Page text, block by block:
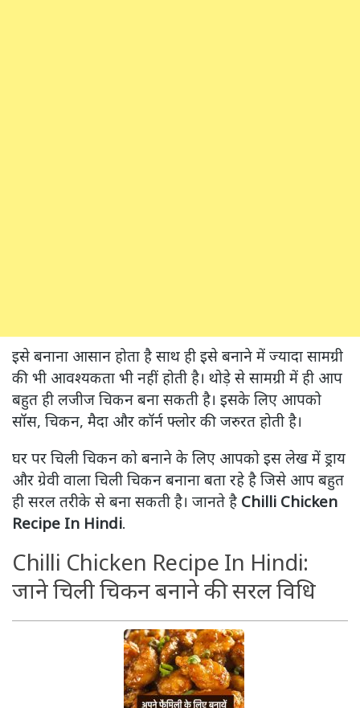
इसे बनाना आसान होता है साथ ही इसे बनाने में ज्यादा सामग्री
की भी आवश्यकता भी नहीं होती है। थोड़े से सामग्री में ही आप
बहुत ही लजीज चिकन बना सकती है। इसके लिए आपको
सॉस, चिकन, मैदा और कॉर्न फ्लोर की जरुरत होती है।
घर पर चिली चिकन को बनाने के लिए आपको इस लेख में ड्राय
और ग्रेवी वाला चिली चिकन बनाना बता रहे है जिसे आप बहुत
ही सरल तरीके से बना सकती है। जानते है Chilli Chicken
Recipe In Hindi.
Chilli Chicken Recipe In Hindi:
जाने चिली चिकन बनाने की सरल विधि